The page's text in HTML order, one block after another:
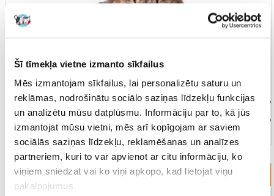
Šī tīmekļa vietne izmanto sīkfailus
Mēs izmantojam sīkfailus, lai personalizētu saturu un
reklāmas, nodrošinātu sociālo saziņas līdzekļu funkcijas
un analizētu mūsu datplūsmu. Informāciju par to, kā jūs
izmantojat mūsu vietni, mēs arī kopīgojam ar saviem
sociālās saziņas līdzekļu, reklamēšanas un analīzes
partneriem, kuri to var apvienot ar citu informāciju, ko
viņiem sniedzat vai ko viņi apkopo, kad lietojat viņu
pakalpojumus.
Kārumi kaķiem